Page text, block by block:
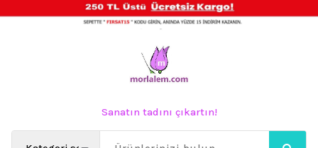
geç
Sanatın tadını çıkartın!